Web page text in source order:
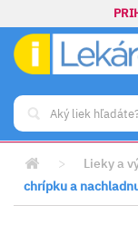
> Lieky a
chrípku a